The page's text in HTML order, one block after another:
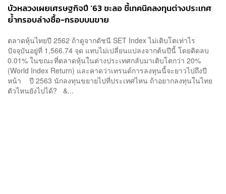
บัวหลวงเผยเศรษฐกิจปี ‘63 ชะลอ ชี้เทคนิคลงทุนต่างประเทศ
ย้ำกรอบล่างซื้อ-กรอบบนขาย
ตลาดหุ้นไทยปี 2562 ถ้าดูจากดัชนี SET Index ไม่เติบโตเท่าไร
ปัจจุบันอยู่ที่ 1,566.74 จุด แทบไม่เปลี่ยนแปลงจากต้นปีนี้ โดยติดลบ
0.01% ในขณะที่ตลาดหุ้นในต่างประเทศกลับมาเติบโตกว่า 20%
(World Index Return) และคาดว่าเทรนด์การลงทุนนี้จะยาวไปถึงปี
หน้า ปี 2563 นักลงทุนขยายไปที่ประเทศไหน ถ้าอยากลงทุนในไทย
ตัวไหนยังไปได้? &...